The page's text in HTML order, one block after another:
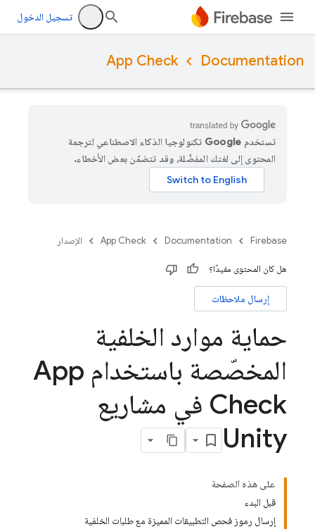
تسجيل الدخول
Documentation
App Check
تستخدم Google تكنولوجيا الذكاء الاصطناعي لترجمة
المحتوى إلى لغتك المفضّلة، وقد تتضمّن بعض الأخطاء.
Firebase
Documentation
App Check الإصدار
هل كان المحتوى مفيدًا؟
إرسال ملاحظات
حماية موارد الخلفية
المخصّصة باستخدام App
Check في مشاريع
Unity
على هذه الصفحة
قبل البدء
إرسال رموز فحص التطبيقات المميزة مع طلبات الخلفية